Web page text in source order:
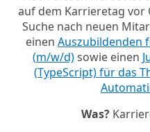
auf dem Karrieretag
Suche nach neuen
einen Auszubildenden
(m/w/d)sowie einen
(TypeScript) für das
Was?